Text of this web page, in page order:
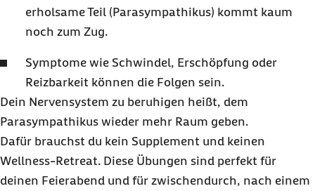
erholsame Teil (Parasympathikus) kommt kaum
noch zum Zug.
Symptome wie Schwindel, Erschöpfung oder
Reizbarkeit können die Folgen sein.
Dein Nervensystem zu beruhigen heißt, dem
Parasympathikus wieder mehr Raum geben.
Dafür brauchst du kein Supplement und keinen
Wellness-Retreat. Diese Übungen sind perfekt für
deinen Feierabend und für zwischendurch, nach einem